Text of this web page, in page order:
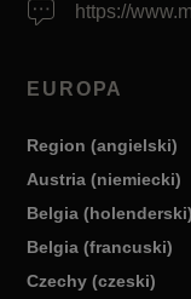
https://
EUROPA
Region (angielski)
Austria (niemiecki)
Belgia (holenderski)
Belgia (francuski)
Czechy (czeski)